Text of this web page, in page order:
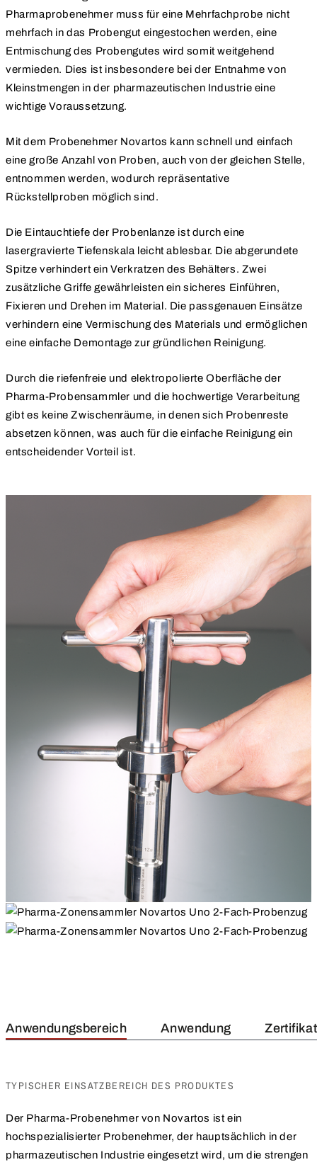
Pharmaprobenehmer muss für eine Mehrfachprobe nicht
mehrfach in das Probengut eingestochen werden, eine
Entmischung des Probengutes wird somit weitgehend
vermieden. Dies ist insbesondere bei der Entnahme von
Kleinstmengen in der pharmazeutischen Industrie eine
wichtige Voraussetzung.
Mit dem Probenehmer Novartos kann schnell und einfach
eine große Anzahl von Proben, auch von der gleichen Stelle,
entnommen werden, wodurch repräsentative
Rückstellproben möglich sind.
Die Eintauchtiefe der Probenlanze ist durch eine
lasergravierte Tiefenskala leicht ablesbar. Die abgerundete
Spitze verhindert ein Verkratzen des Behälters. Zwei
zusätzliche Griffe gewährleisten ein sicheres Einführen,
Fixieren und Drehen im Material. Die passgenauen Einsätze
verhindern eine Vermischung des Materials und ermöglichen
eine einfache Demontage zur gründlichen Reinigung.
Durch die riefenfreie und elektropolierte Oberfläche der
Pharma-Probensammler und die hochwertige Verarbeitung
gibt es keine Zwischenräume, in denen sich Probenreste
absetzen können, was auch für die einfache Reinigung ein
entscheidender Vorteil ist.
Anwendungsbereich Anwendung
TYPISCHER EINSATZBEREICH DES PRODUKTES
Der Pharma-Probenehmer von Novartos ist ein
hochspezialisierter Probenehmer, der hauptsächlich in der
pharmazeutischen Industrie eingesetzt wird, um die strengen